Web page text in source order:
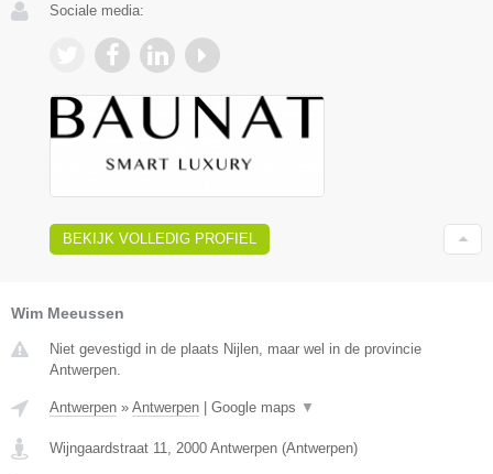
Sociale media:
BEKIJK VOLLEDIG PROFIEL
Wim Meeussen
Niet gevestigd in de plaats Nijlen, maar wel in de provincie
Antwerpen.
Antwerpen » Antwerpen Google maps ▼
Wijngaardstraat 11, 2000 Antwerpen (Antwerpen)